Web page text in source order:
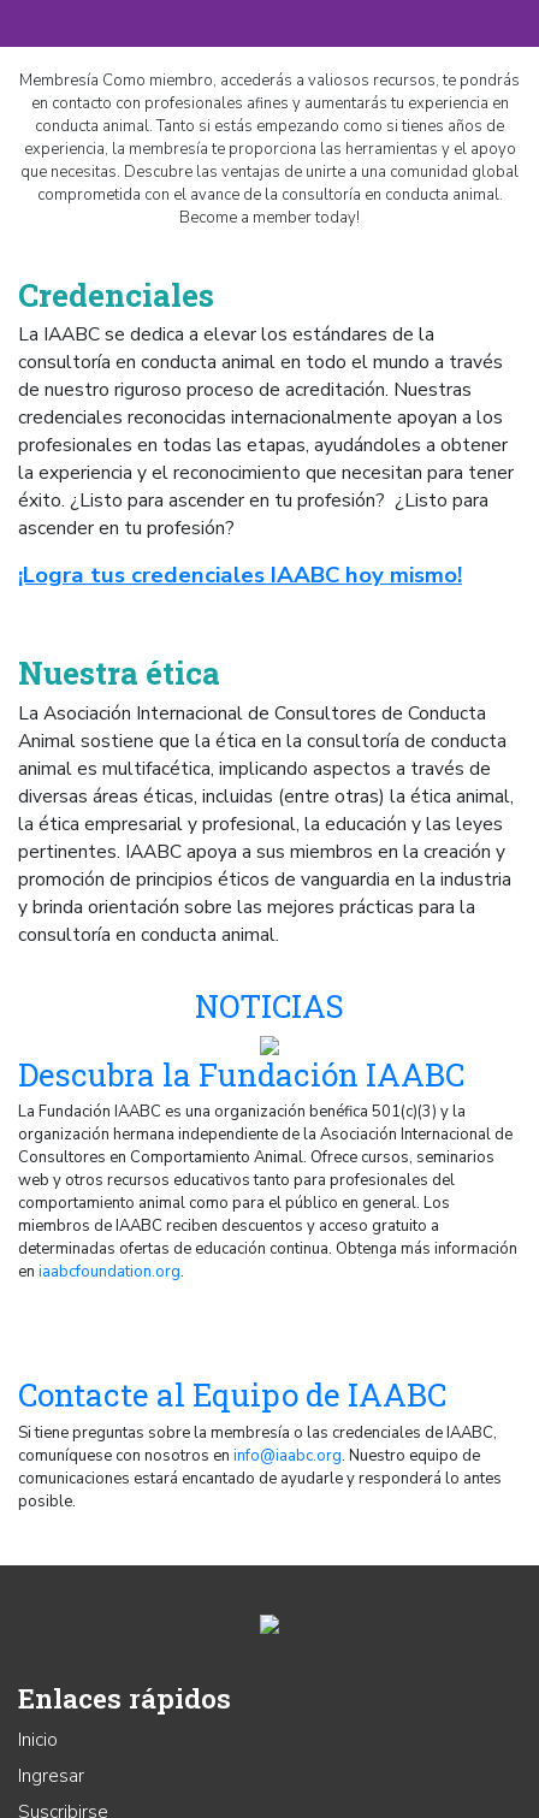
Membresía Como miembro, accederás a valiosos recursos, te pondrás
en contacto con profesionales afines y aumentarás tu experiencia en
conducta animal. Tanto si estás empezando como si tienes años de
experiencia, la membresía te proporciona las herramientas y el apoyo
que necesitas. Descubre las ventajas de unirte a una comunidad global
comprometida con el avance de la consultoría en conducta animal.
Become a member today!
Credenciales
La IAABC se dedica a elevar los estándares de la
consultoría en conducta animal en todo el mundo a través
de nuestro riguroso proceso de acreditación. Nuestras
credenciales reconocidas internacionalmente apoyan a los
profesionales en todas las etapas, ayudándoles a obtener
la experiencia y el reconocimiento que necesitan para tener
éxito. ¿Listo para ascender en tu profesión? ¿Listo para
ascender en tu profesión?
¡Logra tus credenciales IAABC hoy mismo!
Nuestra ética
La Asociación Internacional de Consultores de Conducta
Animal sostiene que la ética en la consultoría de conducta
animal es multifacética, implicando aspectos a través de
diversas áreas éticas, incluidas (entre otras) la ética animal,
la ética empresarial y profesional, la educación y las leyes
pertinentes. IAABC apoya a sus miembros en la creación y
promoción de principios éticos de vanguardia en la industria
y brinda orientación sobre las mejores prácticas para la
consultoría en conducta animal.
NOTICIAS
Descubra la Fundación IAABC
La Fundación IAABC es una organización benéfica 501(c)(3) y la
organización hermana independiente de la Asociación Internacional de
Consultores en Comportamiento Animal. Ofrece cursos, seminarios
web y otros recursos educativos tanto para profesionales del
comportamiento animal como para el público en general. Los
miembros de IAABC reciben descuentos y acceso gratuito a
determinadas ofertas de educación continua. Obtenga más información
en iaabcfoundation.org.
Contacte al Equipo de IAABC
Si tiene preguntas sobre la membresía o las credenciales de IAABC,
comuníquese con nosotros en info@iaabc.org. Nuestro equipo de
comunicaciones estará encantado de ayudarle y responderá lo antes
posible.
Enlaces rápidos
Inicio
Ingresar
Suscribirse